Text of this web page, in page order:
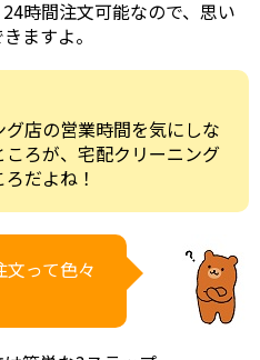
時間注文可能なので、思い
ますよ。
グ店の営業時間を気にしな
ころが、宅配クリーニング
だよね！
って色々